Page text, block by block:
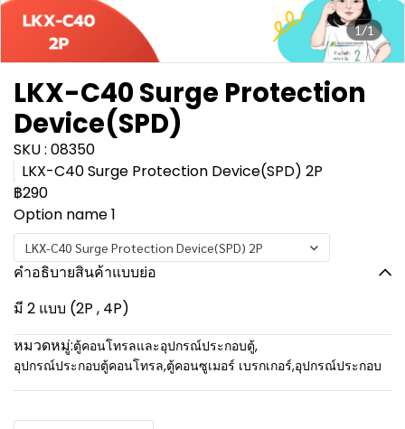
1/1
LKX-C40 Surge Protection
Device(SPD)
SKU : 08350
LKX-C40 Surge Protection Device(SPD) 2P
฿290
Option name 1
LKX-C40 Surge Protection Device(SPD) 2P
คำอธิบายสินค้าแบบย่อ
มี 2 แบบ (2P , 4P)
หมวดหมู่:ตู้คอนโทรลและอุปกรณ์ประกอบตู้,
อุปกรณ์ประกอบตู้คอนโทรล,ตู้คอนซูเมอร์ เบรกเกอร์,อุปกรณ์ประกอบ